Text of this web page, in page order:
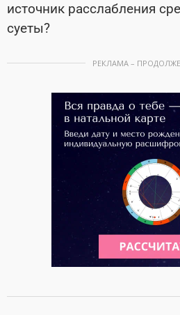
источник расслабления
суеты?
РЕКЛАМА –